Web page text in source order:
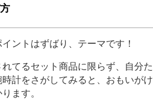
ントはずばり、テーマです！
てるセット商品に限らず、自分た
計をさがしてみると、おもいがけ
ます。